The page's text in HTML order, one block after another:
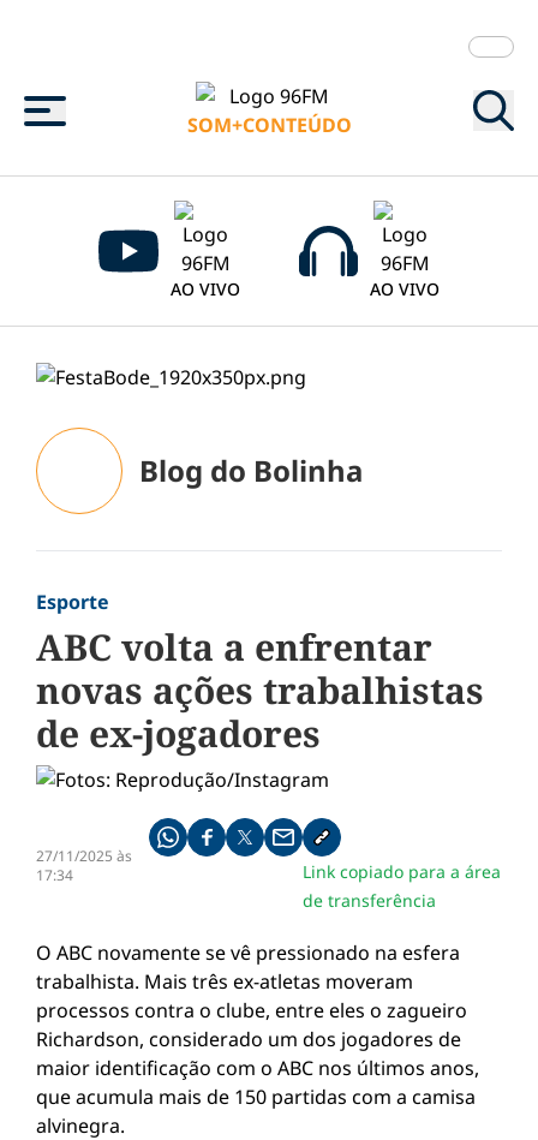
Menu
SOM+CONTEÚDO
AO VIVO AO VIVO
Blog do Bolinha
Esporte
ABC volta a enfrentar
novas ações trabalhistas
de ex-jogadores
27/11/2025 às
17:34
Compartilhe pelo whatsapp
Compartilhar no facebook
Compartilhar no twitter
Compartilhe pelo email
Copiar link da notícia
Link copiado para a área
de transferência
O ABC novamente se vê pressionado na esfera
trabalhista. Mais três ex-atletas moveram
processos contra o clube, entre eles o zagueiro
Richardson, considerado um dos jogadores de
maior identificação com o ABC nos últimos anos,
que acumula mais de 150 partidas com a camisa
alvinegra.